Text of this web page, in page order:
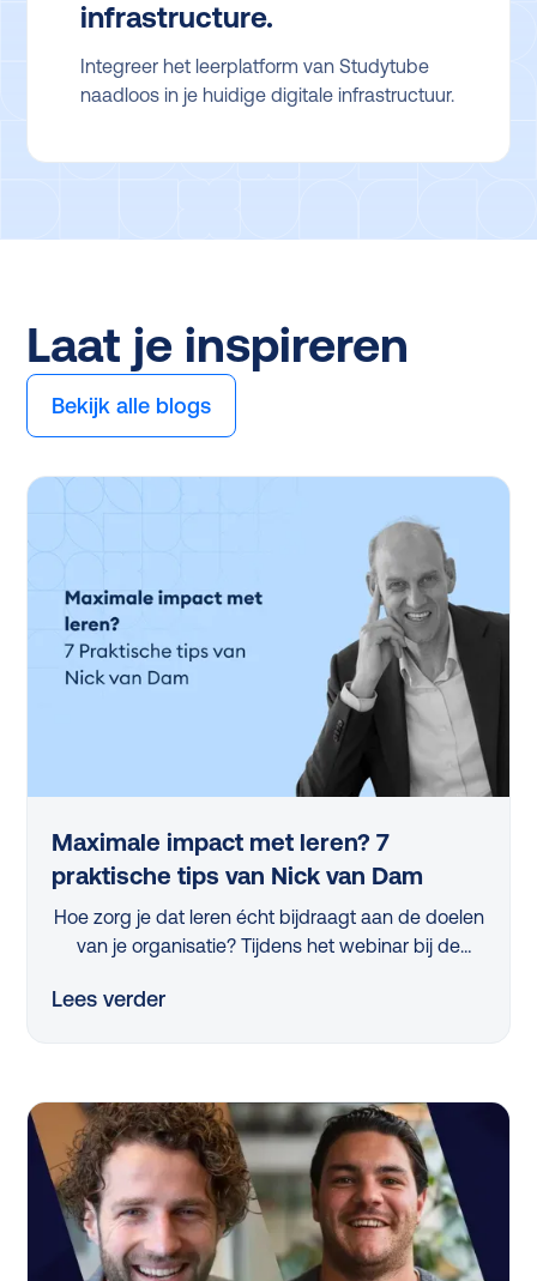
infrastructure.
Integreer het leerplatform van Studytube
naadloos in je huidige digitale infrastructuur.
Laat je inspireren
Bekijk alle blogs
Maximale impact met leren? 7
praktische tips van Nick van Dam
Hoe zorg je dat leren écht bijdraagt aan de doelen
van je organisatie? Tijdens het webinar bij de
professor Nick van Dam 7 concrete tips die iedere
artikel vind je de belangrijkste inzichten op een rij.
Lees verder